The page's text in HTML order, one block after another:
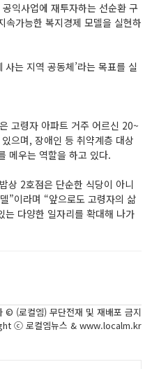
익사업에 재투자하는 선순환 구
속가능한 복지경제 모델을 실현하
는 지역 공동체’라는 목표를 실
고령자 아파트 거주 어르신 20~
으며, 장애인 등 취약계층 대상
메우는 역할을 하고 있다.
상 2호점은 단순한 식당이 아니
”이라며 “앞으로도 고령자의 삶
다양한 일자리를 확대해 나가
© (로컬엠) 무단전재 및 재배포 금지
ⓒ 로컬엠뉴스 & www.localm.kr